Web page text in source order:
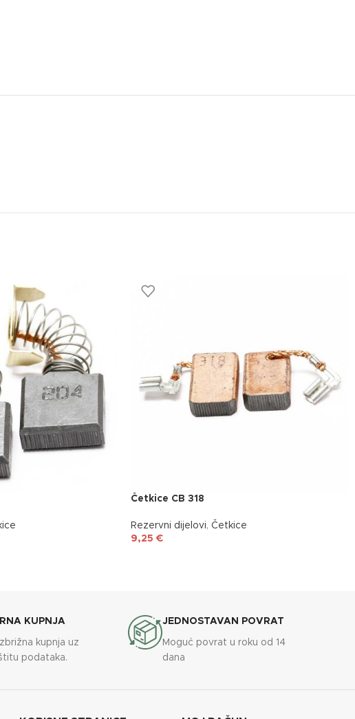
Četkice CB 318
Rezervni dijelovi, Četkice
9,25 €
KUPNJA
kupnja uz
podataka.
JEDNOSTAVAN POVRAT
Moguć povrat u roku od 14
dana